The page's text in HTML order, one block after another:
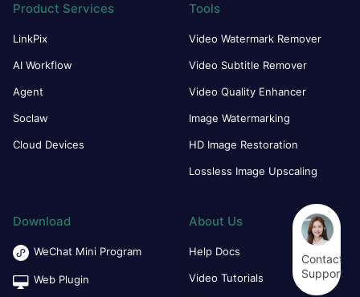
Product Services
LinkPix
AI Workflow
Agent
Soclaw
Cloud Devices
Tools
Video Watermark Remover
Video Subtitle Remover
Video Quality Enhancer
Image Watermarking
HD Image Restoration
Lossless Image Upscaling
Download
WeChat Mini Program
Web Plugin
About Us
Help Docs
Video Tutorials
Contact
Support